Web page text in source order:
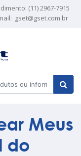
(11) 2967-7915
gset@gset.com.br
Meus
do